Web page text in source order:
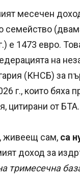
месечен
семейство
е 1473 евро.
на
(КНСБ) за
г., които бяха
цитирани от БТА.
живеещ сам, са
доход за
тримесечна